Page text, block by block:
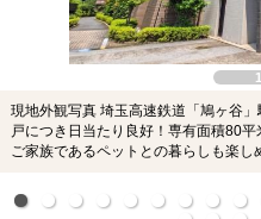
現地外観写真 埼玉高速鉄道「鳩ヶ谷
戸につき日当たり良好！専有面積80
ご家族であるペットとの暮らしも楽し